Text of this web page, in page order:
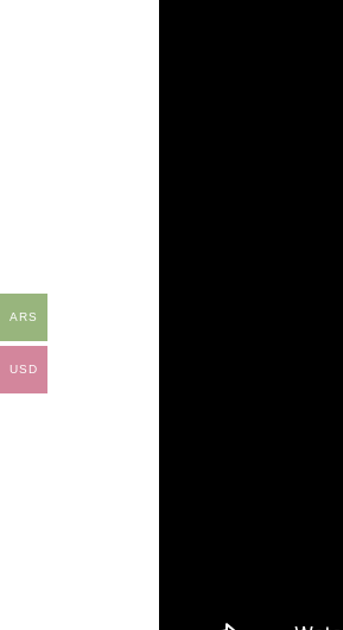
ARS
USD